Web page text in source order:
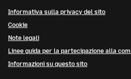
Informativa sulla privacy del sito
Cookie
Note legali
Linee guida per la partecipazione alla
Informazioni su questo sito